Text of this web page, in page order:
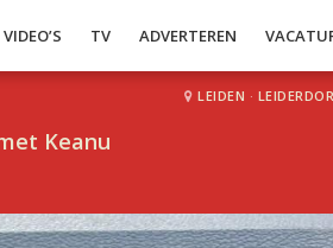
VIDEO’S TV ADVERTEREN
Keanu
LEIDEN ·